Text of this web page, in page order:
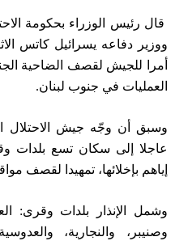
قال رئيس الوزراء بحكومة
أمرا للجيش لقصف الضاحية
العمليات في جنوب لبنان.
وسبق أن وجّه جيش الاحتلال
عاجلا إلى سكان تسع بلدات
إياهم بإخلائها، تمهيدا لقصف
وشمل الإنذار بلدات وقرى:
وصنيبر، والنجارية،